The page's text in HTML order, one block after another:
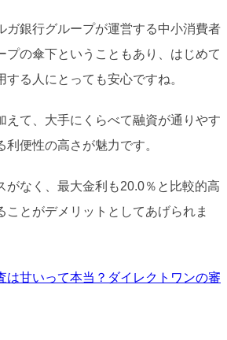
ガ銀行グループが運営する中小消費者
プの傘下ということもあり、はじめて
る人にとっても安心ですね。
えて、大手にくらべて融資が通りやす
利便性の高さが魅力です。
がなく、最大金利も20.0％と比較的高
ことがデメリットとしてあげられま
は甘いって本当？ダイレクトワンの審